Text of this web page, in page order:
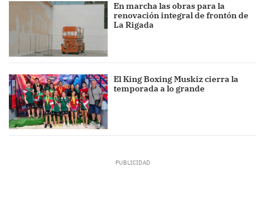
En marcha las obras para la
renovación integral de frontón de
La Rigada
El King Boxing Muskiz cierra la
temporada a lo grande